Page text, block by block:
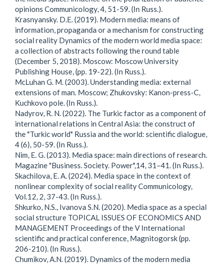
opinions Communicology, 4, 51-59. (In Russ.).
Krasnyansky. D.E. (2019). Modern media: means of
information, propaganda or a mechanism for constructing
social reality Dynamics of the modern world media space:
a collection of abstracts following the round table
(December 5, 2018). Moscow: Moscow University
Publishing House, (pp. 19-22). (In Russ.).
McLuhan G. M. (2003). Understanding media: external
extensions of man. Moscow; Zhukovsky: Kanon-press-C,
Kuchkovo pole. (In Russ.).
Nadyrov, R. N. (2022). The Turkic factor as a component of
international relations in Central Asia: the construct of
the "Turkic world" Russia and the world: scientific dialogue,
4 (6), 50-59. (In Russ.).
Nim, E. G. (2013). Media space: main directions of research.
Magazine "Business. Society. Power",14, 31–41. (In Russ.).
Skachilova, E. A. (2024). Media space in the context of
nonlinear complexity of social reality Communicology,
Vol.12, 2, 37-43. (In Russ.).
Shkurko, N.S., Ivanova S.N. (2020). Media space as a special
social structure TOPICAL ISSUES OF ECONOMICS AND
MANAGEMENT Proceedings of the V International
scientific and practical conference, Magnitogorsk (pp.
206-210). (In Russ.).
Chumikov, A.N. (2019). Dynamics of the modern media